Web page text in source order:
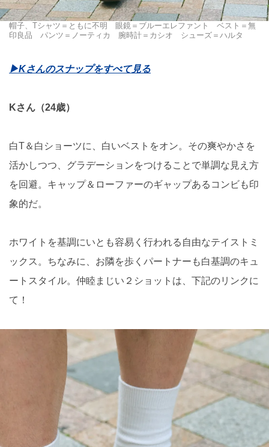
帽子、Tシャツ＝ともに不明 眼鏡＝ブルーエレファント ベスト＝無
印良品 パンツ＝ノーティカ 腕時計＝カシオ シューズ＝ハルタ
▶︎Kさんのスナップをすべて見る
Kさん（24歳）
白T＆白ショーツに、白いベストをオン。その爽やかさを
活かしつつ、グラデーションをつけることで単調な見え方
を回避。キャップ＆ローファーのギャップあるコンビも印
象的だ。
ホワイトを基調にいとも容易く行われる自由なテイストミ
ックス。ちなみに、お隣を歩くパートナーも白基調のキュ
ートスタイル。仲睦まじい２ショットは、下記のリンクに
て！